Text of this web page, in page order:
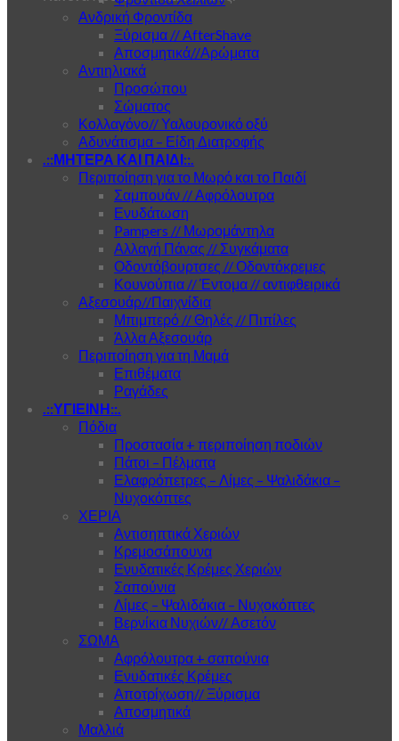
Ανδρική Φροντίδα
Ξύρισμα // AfterShave
Αποσμητικά//Αρώματα
Αντιηλιακά
Προσώπου
Σώματος
Κολλαγόνο// Υαλουρονικό οξύ
Αδυνάτισμα – Είδη Διατροφής
.::ΜΗΤΕΡΑ ΚΑΙ ΠΑΙΔΙ::.
Περιποίηση για το Μωρό και το Παιδί
Σαμπουάν // Αφρόλουτρα
Ενυδάτωση
Pampers // Μωρομάντηλα
Αλλαγή Πάνας // Συγκάματα
Οδοντόβουρτσες // Οδοντόκρεμες
Κουνούπια // Έντομα // αντιφθειρικά
Αξεσουάρ//Παιχνίδια
Μπιμπερό // Θηλές // Πιπίλες
Άλλα Αξεσουάρ
Περιποίηση για τη Μαμά
Επιθέματα
Ραγάδες
.::ΥΓΙΕΙΝΗ::.
Πόδια
Προστασία + περιποίηση ποδιών
Πάτοι – Πέλματα
Ελαφρόπετρες – Λίμες – Ψαλιδάκια –
Νυχοκόπτες
ΧΕΡΙΑ
Αντισηπτικά Χεριών
Κρεμοσάπουνα
Ενυδατικές Κρέμες Χεριών
Σαπούνια
Λίμες – Ψαλιδάκια – Νυχοκόπτες
Βερνίκια Νυχιών// Ασετόν
ΣΩΜΑ
Αφρόλουτρα + σαπούνια
Ενυδατικές Κρέμες
Αποτρίχωση// Ξύρισμα
Αποσμητικά
Μαλλιά